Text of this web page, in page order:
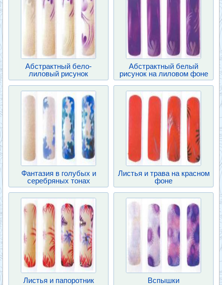
Абстрактный бело-
лиловый рисунок
Абстрактный белый
рисунок на лиловом фоне
Фантазия в голубых и
серебряных тонах
Листья и трава на красном
фоне
Листья и папоротник Вспышки